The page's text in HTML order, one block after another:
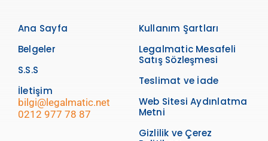
Ana Sayfa
Belgeler
S.S.S
İletişim
bilgi@legalmatic.net
0212 977 78 87
Kullanım Şartları
Legalmatic Mesafeli
Satış Sözleşmesi
Teslimat ve İade
Web Sitesi Aydınlatma
Metni
Gizlilik ve Çerez